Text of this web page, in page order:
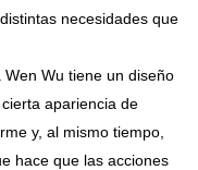
necesidades que
Wu tiene un diseño
apariencia de
y, al mismo tiempo,
hace que las acciones